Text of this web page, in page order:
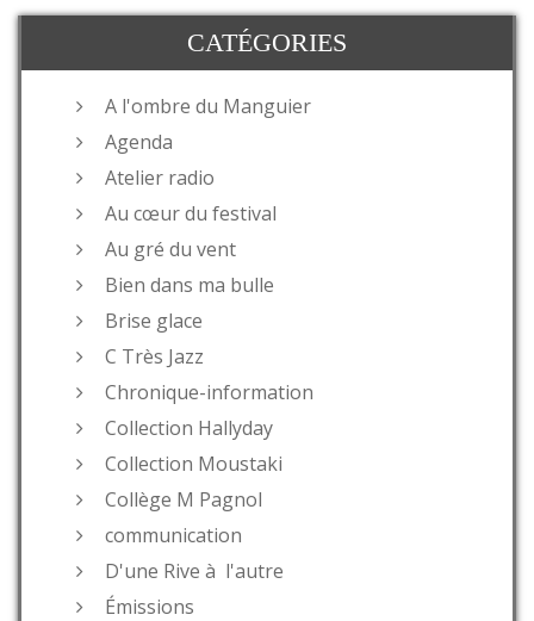
CATÉGORIES
A l'ombre du Manguier
Agenda
Atelier radio
Au cœur du festival
Au gré du vent
Bien dans ma bulle
Brise glace
C Très Jazz
Chronique-information
Collection Hallyday
Collection Moustaki
Collège M Pagnol
communication
D'une Rive à l'autre
Émissions